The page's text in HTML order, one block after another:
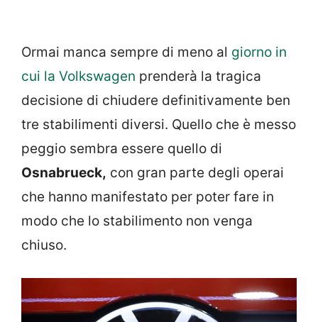
Ormai manca sempre di meno al giorno in
cui la Volkswagen prenderà la tragica
decisione di chiudere definitivamente ben
tre stabilimenti diversi. Quello che è messo
peggio sembra essere quello di
Osnabrueck, con gran parte degli operai
che hanno manifestato per poter fare in
modo che lo stabilimento non venga
chiuso.